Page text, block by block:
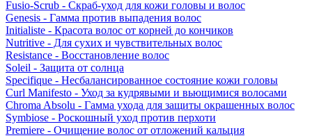
Fusio-Scrub - Скраб-уход для кожи головы и волос
Genesis - Гамма против выпадения волос
Initialiste - Красота волос от корней до кончиков
Nutritive - Для сухих и чувствительных волос
Resistance - Восстановление волос
Soleil - Защита от солнца
Specifique - Несбалансированное состояние кожи головы
Curl Manifesto - Уход за кудрявыми и вьющимися волосами
Chroma Absolu - Гамма ухода для защиты окрашенных волос
Symbiose - Роскошный уход против перхоти
Premiere - Очищение волос от отложений кальция